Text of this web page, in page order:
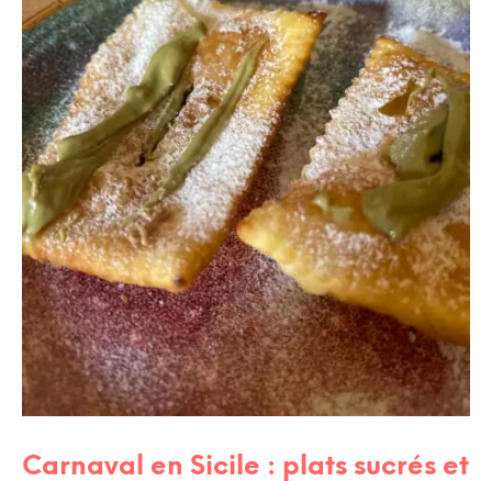
Carnaval en Sicile : plats sucrés et